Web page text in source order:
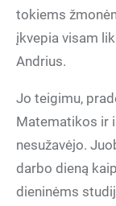
tokiems
įkvepia visam
Andrius.
Jo teigimu,
Matematikos ir
nesužavėjo.
darbo dieną
dieninėms